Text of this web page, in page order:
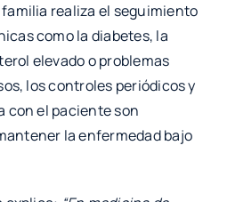
realiza el seguimiento
como la diabetes, la
elevado o problemas
los controles periódicos y
con el paciente son
la enfermedad bajo